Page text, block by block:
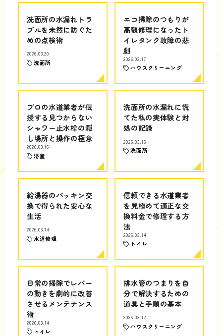
洗面所の水漏れトラ
ブルを未然に防ぐた
めの点検術
2026.03.20
洗面所
エコ掃除のつもりが
高額修理になったト
イレタンク故障の悲
劇
2026.03.17
ハウスクリーニング
プロの水道業者が伝
授する見つからない
シャワー止水栓の隠
し場所と操作の極意
2026.03.16
浴室
洗面所の水漏れに慌
てた私の実体験と対
処の記録
2026.03.16
洗面所
給湯器のパッキン交
換で得られた安心な
生活
2026.03.14
水道修理
信頼できる水道業者
を見極めて適正な交
換料金で修理する方
法
2026.03.14
トイレ
日常の掃除でレバー
の動きを劇的に改善
させるメンテナンス
術
2026.03.14
トイレ
排水管のつまりを自
分で解決するための
道具と手順の基本
2026.03.12
ハウスクリーニング